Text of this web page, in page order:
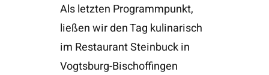
Als letzten Programmpunkt,
ließen wir den Tag kulinarisch
im Restaurant Steinbuck in
Vogtsburg-Bischoffingen